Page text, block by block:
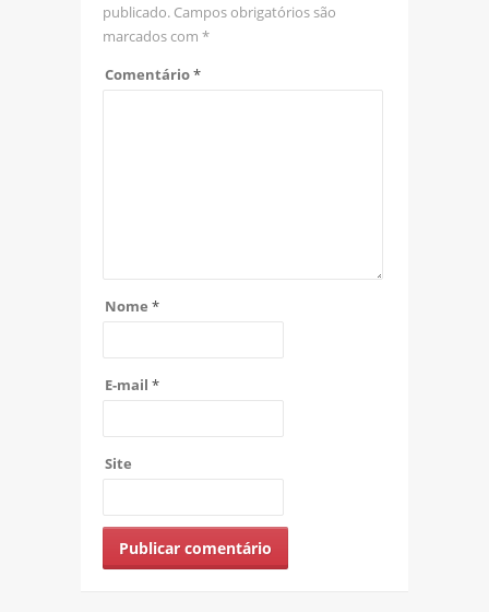
publicado. Campos obrigatórios são
marcados com *
Comentário*
Nome *
E-mail *
Site